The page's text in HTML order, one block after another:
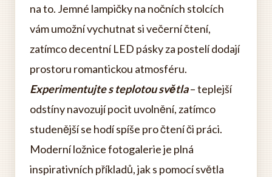
na to. Jemné lampičky na nočních stolcích
vám umožní vychutnat si večerní čtení,
zatímco decentní LED pásky za postelí dodají
prostoru romantickou atmosféru.
Experimentujte s teplotou světla– teplejší
odstíny navozují pocit uvolnění, zatímco
studenější se hodí spíše pro čtení či práci.
Moderní ložnice fotogalerie je plná
inspirativních příkladů, jak s pomocí světla